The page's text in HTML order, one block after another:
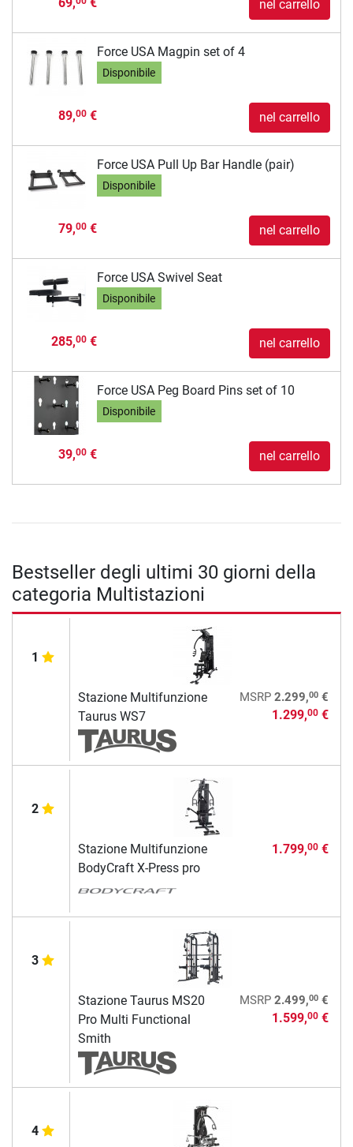
nel carrello
Force USA Magpin set of 4
Disponibile
89,00€ nel carrello
Force USA Pull Up Bar Handle (pair)
Disponibile
79,00€ nel carrello
Force USA Swivel Seat
Disponibile
285,00€ nel carrello
Force USA Peg Board Pins set of 10
Disponibile
39,00€ nel carrello
Bestseller degli ultimi 30 giorni della
categoria Multistazioni
1
Stazione Multifunzione
Taurus WS7
MSRP 2.299,00€
1.299,00€
2
Stazione Multifunzione
BodyCraft X-Press pro
1.799,00€
3
Stazione Taurus MS20
Pro Multi Functional
Smith
MSRP 2.499,00€
1.599,00€
4